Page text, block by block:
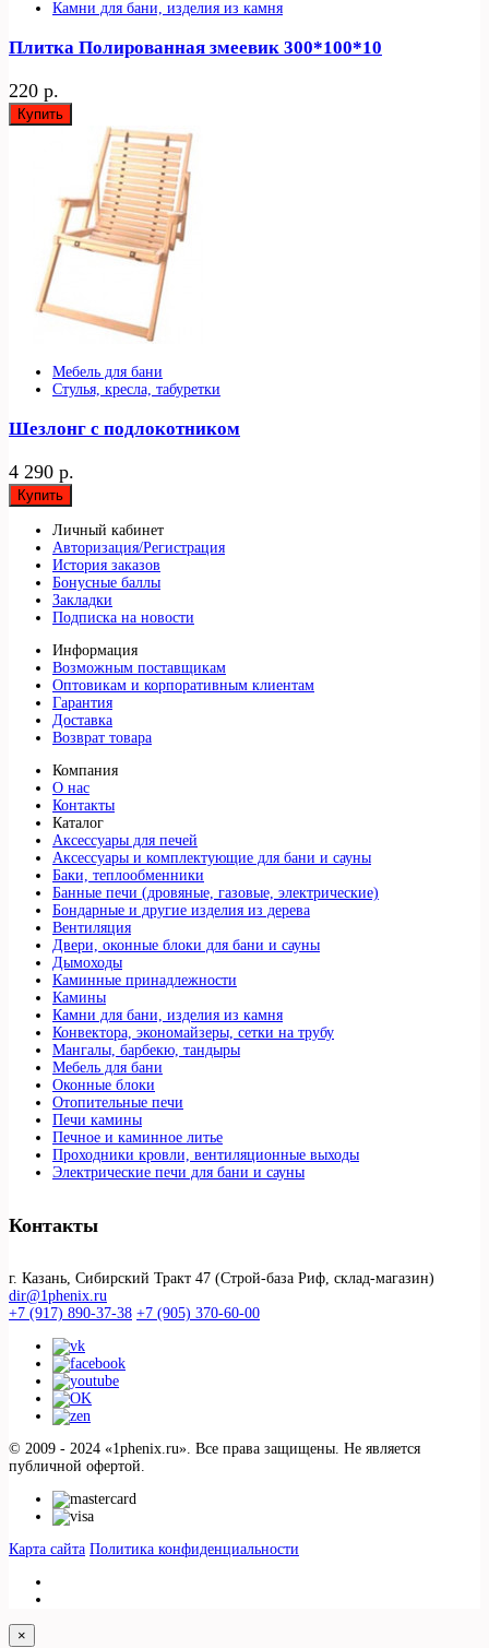
Камни для бани, изделия из камня
Плитка Полированная змеевик 300*100*10
220 р.
Купить
Мебель для бани
Стулья, кресла, табуретки
Шезлонг с подлокотником
4 290 р.
Купить
Личный кабинет
Авторизация/Регистрация
История заказов
Бонусные баллы
Закладки
Подписка на новости
Информация
Возможным поставщикам
Оптовикам и корпоративным клиентам
Гарантия
Доставка
Возврат товара
Компания
О нас
Контакты
Каталог
Аксессуары для печей
Аксессуары и комплектующие для бани и сауны
Баки, теплообменники
Банные печи (дровяные, газовые, электрические)
Бондарные и другие изделия из дерева
Вентиляция
Двери, оконные блоки для бани и сауны
Дымоходы
Каминные принадлежности
Камины
Камни для бани, изделия из камня
Конвектора, экономайзеры, сетки на трубу
Мангалы, барбекю, тандыры
Мебель для бани
Оконные блоки
Отопительные печи
Печи камины
Печное и каминное литье
Проходники кровли, вeнтиляционные выходы
Электрические печи для бани и сауны
Контакты
г. Казань, Сибирский Тракт 47 (Строй-база Риф, склад-магазин)
dir@1phenix.ru
+7 (917) 890-37-38 +7 (905) 370-60-00
© 2009 - 2024 «1phenix.ru». Все права защищены. Не является
публичной офертой.
Карта сайта Политика конфиденциальности
×